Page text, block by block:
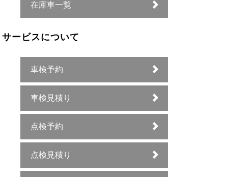
在庫車一覧
サービスについて
車検予約
車検見積り
点検予約
点検見積り